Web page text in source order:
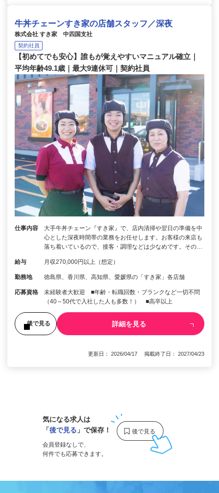
牛丼チェーンすき家の店舗スタッフ／深夜
株式会社 すき家 中四国支社
契約社員
【初めてでも安心】誰もが覚えやすいマニュアル確立｜
平均年齢49.1歳｜最大9連休可｜契約社員
仕事内容
大手牛丼チェーン『すき家』で、店内清掃や翌日の準備を中
心とした深夜時間帯の業務をお任せします。お客様の来店も
落ち着いているので、接客・調理などは少なめです。その…
給与 月収270,000円以上（想定）
勤務地 徳島県、香川県、高知県、愛媛県の「すき家」各店舗
応募資格
未経験者大歓迎 ■年齢・転職回数・ブランクなど一切不問
（40～50代で入社した人も多数！） ■高卒以上
後で見る 詳細を見る
更新日： 2026/04/17 掲載終了日： 2027/04/23
気になる求人は
「後で見る 」で保存！
会員登録なしで、
何件でも応募できます。